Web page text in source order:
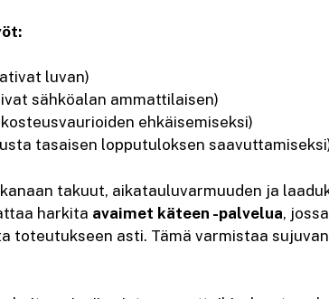
luvan)
sähköalan ammattilaisen)
ehkäisemiseksi)
tasaisen lopputuloksen
takuut, aikatauluvarmuuden ja
harkita avaimet käteen -palvelua,
toteutukseen asti. Tämä varmistaa